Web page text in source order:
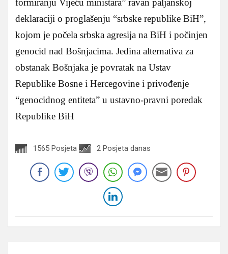
formiranju Vijeću ministara” ravan paljanskoj
deklaraciji o proglašenju “srbske republike BiH”,
kojom je počela srbska agresija na BiH i počinjen
genocid nad Bošnjacima. Jedina alternativa za
obstanak Bošnjaka je povratak na Ustav
Republike Bosne i Hercegovine i privođenje
“genocidnog entiteta” u ustavno-pravni poredak
Republike BiH
1565 Posjeta 2 Posjeta danas